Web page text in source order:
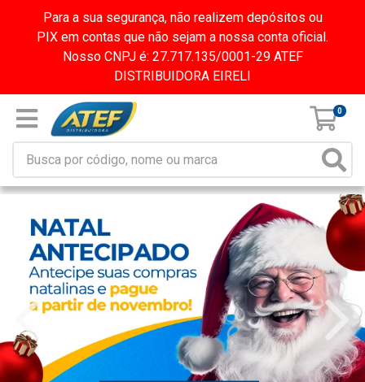
Para a sua segurança, não realizem depósitos ou
PIX em contas que não sejam a nossa conta oficial.
Nosso CNPJ é: 27.717.135/0001-29 ATEF
DISTRIBUIDORA EIRELI
0